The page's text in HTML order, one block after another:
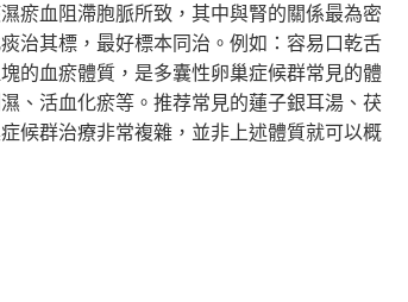
瘀血阻滯胞脈所致，其中與腎的關係最為密
治其標， 最好標本同治。例如：容易口乾舌
的血瘀體質， 是多囊性卵巢症候群常見的體
、活血化瘀等。推荐常見的蓮子銀耳湯、 茯
候群治療非常複雜，並非上述體質就可以概